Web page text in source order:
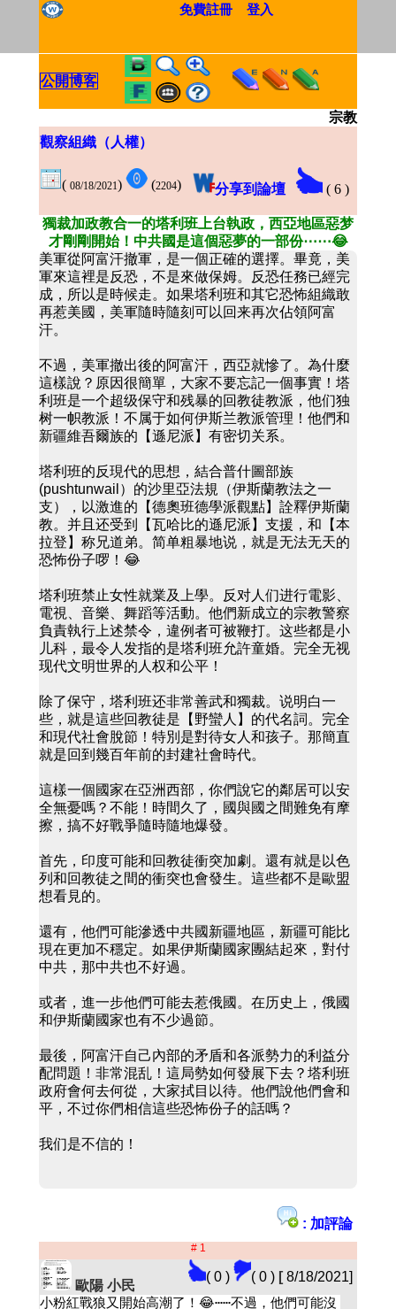
免費註冊 登入
公開博客
宗教
觀察組織（人權）
( 08/18/2021) (2204) 分享到論壇 ( 6 )
獨裁加政教合一的塔利班上台執政，西亞地區惡梦
才剛剛開始！中共國是這個惡夢的一部份⋯⋯😂
美軍從阿富汗撤軍，是一個正確的選擇。畢竟，美
軍來這裡是反恐，不是來做保姆。反恐任務已經完
成，所以是時候走。如果塔利班和其它恐怖組織敢
再惹美國，美軍隨時隨刻可以回来再次佔領阿富
汗。
不過，美軍撤出後的阿富汗，西亞就慘了。為什麼
這樣說？原因很簡單，大家不要忘記一個事實！塔
利班是一个超级保守和残暴的回教徒教派，他们独
树一帜教派！不属于如何伊斯兰教派管理！他們和
新疆維吾爾族的【遜尼派】有密切关系。
塔利班的反現代的思想，結合普什圖部族
(pushtunwail）的沙里亞法規（伊斯蘭教法之一
支），以激進的【德奧班德學派觀點】詮釋伊斯蘭
教。并且还受到【瓦哈比的遜尼派】支援，和【本
拉登】称兄道弟。简单粗暴地说，就是无法无天的
恐怖份子啰！😂
塔利班禁止女性就業及上學。反对人们进行電影、
電視、音樂、舞蹈等活動。他們新成立的宗教警察
負責執行上述禁令，違例者可被鞭打。这些都是小
儿科，最令人发指的是塔利班允許童婚。完全无视
现代文明世界的人权和公平！
除了保守，塔利班还非常善武和獨裁。说明白一
些，就是這些回教徒是【野蠻人】的代名詞。完全
和現代社會脫節！特別是對待女人和孩子。那簡直
就是回到幾百年前的封建社會時代。
這樣一個國家在亞洲西部，你們說它的鄰居可以安
全無憂嗎？不能！時間久了，國與國之間難免有摩
擦，搞不好戰爭隨時隨地爆發。
首先，印度可能和回教徒衝突加劇。還有就是以色
列和回教徒之間的衝突也會發生。這些都不是歐盟
想看見的。
還有，他們可能滲透中共國新疆地區，新疆可能比
現在更加不穩定。如果伊斯蘭國家團結起來，對付
中共，那中共也不好過。
或者，進一步他們可能去惹俄國。在历史上，俄國
和伊斯蘭國家也有不少過節。
最後，阿富汗自己內部的矛盾和各派勢力的利益分
配問題！非常混乱！這局勢如何發展下去？塔利班
政府會何去何從，大家拭目以待。他們說他們會和
平，不过你們相信這些恐怖份子的話嗎？
我们是不信的！
: 加評論
# 1
( 0 ) ( 0 ) [8/18/2021]
歐陽 小民